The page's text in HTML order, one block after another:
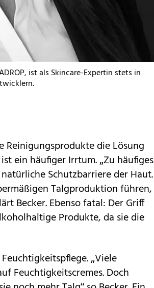
ist als Skincare-Expertin stets in
Reinigungsprodukte die Lösung
ein häufiger Irrtum. „Zu häufiges
Schutzbarriere der Haut.
Talgproduktion führen,
Becker. Ebenso fatal: Der Griff
Produkte, da sie die
„Viele
Feuchtigkeitscremes. Doch